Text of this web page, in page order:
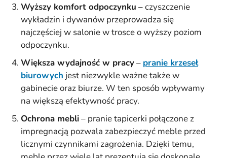
Wyższy komfort odpoczynku – czyszczenie
wykładzin i dywanów przeprowadza się
najczęściej w salonie w trosce o wyższy poziom
odpoczynku.
Większa wydajność w pracy– pranie krzeseł
biurowych jest niezwykle ważne także w
gabinecie oraz biurze. W ten sposób wpływamy
na większą efektywność pracy.
Ochrona mebli– pranie tapicerki połączone z
impregnacją pozwala zabezpieczyć meble przed
licznymi czynnikami zagrożenia. Dzięki temu,